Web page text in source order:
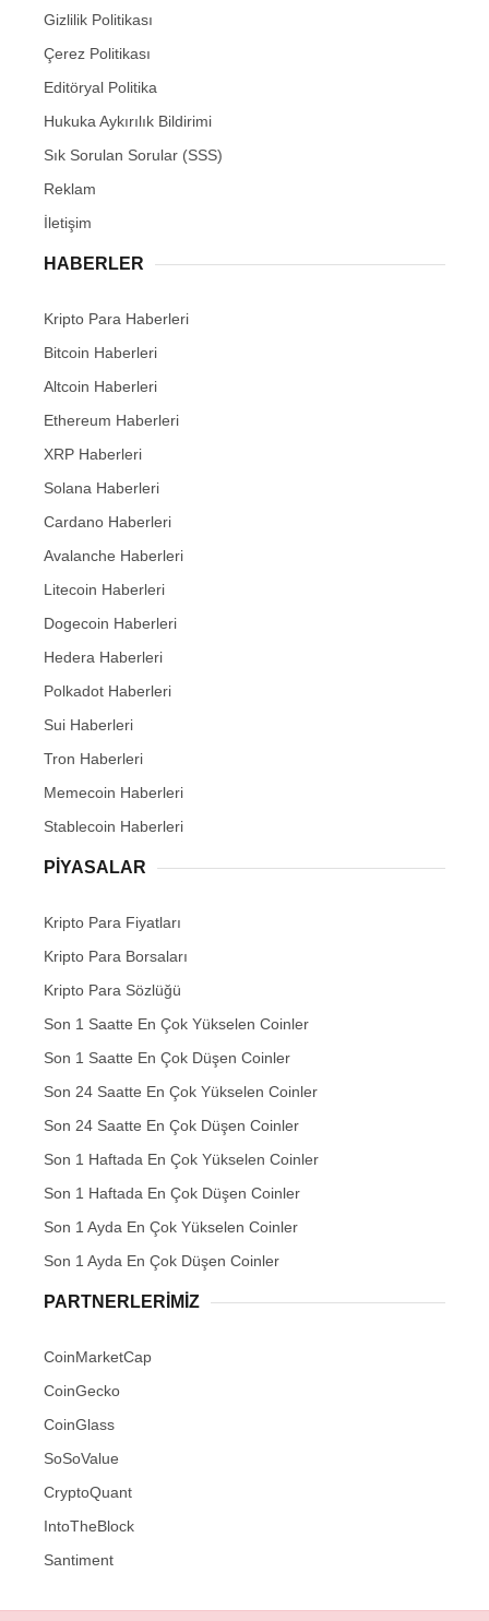
Gizlilik Politikası
Çerez Politikası
Editöryal Politika
Hukuka Aykırılık Bildirimi
Sık Sorulan Sorular (SSS)
Reklam
İletişim
HABERLER
Kripto Para Haberleri
Bitcoin Haberleri
Altcoin Haberleri
Ethereum Haberleri
XRP Haberleri
Solana Haberleri
Cardano Haberleri
Avalanche Haberleri
Litecoin Haberleri
Dogecoin Haberleri
Hedera Haberleri
Polkadot Haberleri
Sui Haberleri
Tron Haberleri
Memecoin Haberleri
Stablecoin Haberleri
PIYASALAR
Kripto Para Fiyatları
Kripto Para Borsaları
Kripto Para Sözlüğü
Son 1 Saatte En Çok Yükselen Coinler
Son 1 Saatte En Çok Düşen Coinler
Son 24 Saatte En Çok Yükselen Coinler
Son 24 Saatte En Çok Düşen Coinler
Son 1 Haftada En Çok Yükselen Coinler
Son 1 Haftada En Çok Düşen Coinler
Son 1 Ayda En Çok Yükselen Coinler
Son 1 Ayda En Çok Düşen Coinler
PARTNERLERIMIZ
CoinMarketCap
CoinGecko
CoinGlass
SoSoValue
CryptoQuant
IntoTheBlock
Santiment